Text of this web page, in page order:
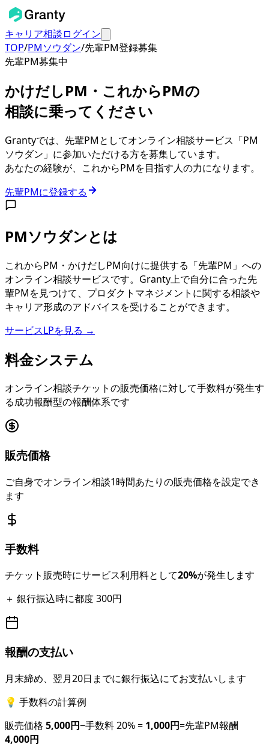
キャリア相談ログイン
TOP/PMソウダン/先輩PM登録募集
先輩PM募集中
かけだしPM・これからPMの
相談に乗ってください
Grantyでは、先輩PMとしてオンライン相談サービス「PM
ソウダン」に参加いただける方を募集しています。
あなたの経験が、これからPMを目指す人の力になります。
先輩PMに登録する
PMソウダンとは
これからPM・かけだしPM向けに提供する「先輩PM」への
オンライン相談サービスです。Granty上で自分に合った先
輩PMを見つけて、プロダクトマネジメントに関する相談や
キャリア形成のアドバイスを受けることができます。
サービスLPを見る →
料金システム
オンライン相談チケットの販売価格に対して手数料が発生す
る成功報酬型の報酬体系です
販売価格
ご自身でオンライン相談1時間あたりの販売価格を設定でき
ます
手数料
チケット販売時にサービス利用料として20%が発生します
＋ 銀行振込時に都度 300円
報酬の支払い
月末締め、翌月20日までに銀行振込にてお支払いします
💡 手数料の計算例
販売価格 5,000円−手数料 20% = 1,000円=先輩PM報酬
4,000円